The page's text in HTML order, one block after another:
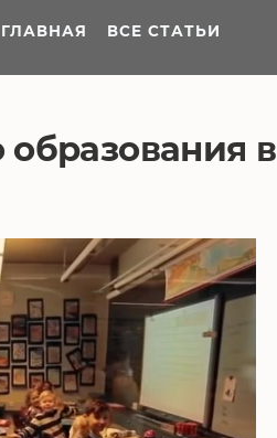
ГЛАВНАЯ ВСЕ СТАТЬИ
в